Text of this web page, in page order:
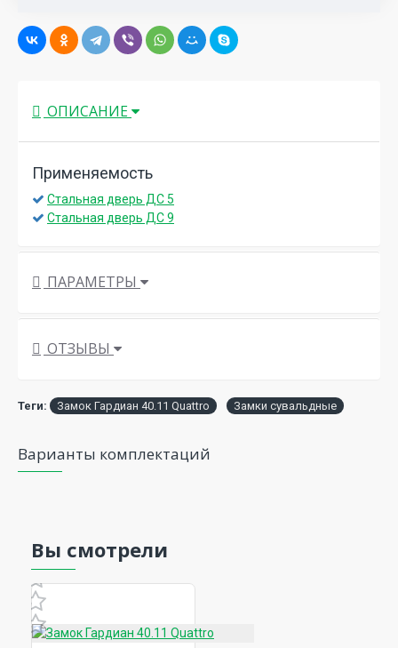
ОПИСАНИЕ
Применяемость
Стальная дверь ДС 5
Стальная дверь ДС 9
ПАРАМЕТРЫ
ОТЗЫВЫ
Теги: Замок Гардиан 40.11 Quattro Замки сувальдные
Варианты комплектаций
Вы смотрели